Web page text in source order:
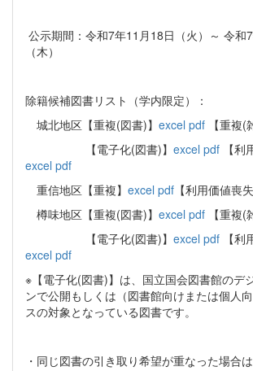
公示期間：令和7年11月18日（火）～ 令和
（木）
除籍候補図書リスト（学内限定）：
城北地区【重複(図書)】 excel pdf 【重複(
【電子化(図書)】 excel pdf 【利
excel pdf
重信地区【重複】 excel pdf 【利用価値喪失
樽味地区【重複(図書)】 excel pdf 【重複(
【電子化(図書)】 excel pdf 【利
excel pdf
※【電子化(図書)】は、国立国会図書館のデ
ンで公開もしくは（図書館向けまたは個人
スの対象となっている図書です。
・同じ図書の引き取り希望が重なった場合